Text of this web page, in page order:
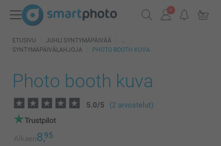
ETUSIVU
JUHLI SYNTYMÄPÄIVÄÄ
SYNTYMÄPÄIVÄLAHJOJA
PHOTO BOOTH KUVA
Photo booth kuva
5.0/5 (2 arvostelut)
Alkaen8,95